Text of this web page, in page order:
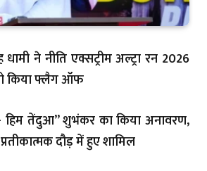
ने नीति एक्सट्रीम अल्ट्रा रन 2026
किया फ्लैग ऑफ
हिम तेंदुआ” शुभंकर का किया अनावरण,
दौड़ में हुए शामिल